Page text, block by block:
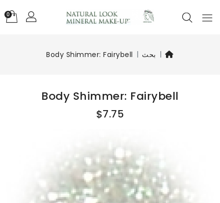
0
بحث Body Shimmer: Fairybell
Body Shimmer: Fairybell
$7.75